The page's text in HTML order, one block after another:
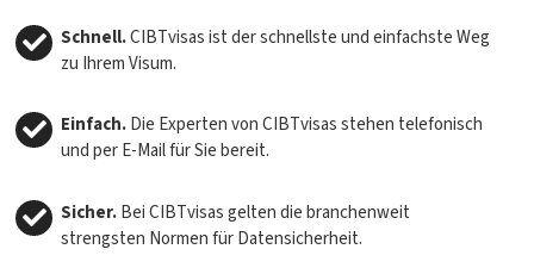
Schnell.CIBTvisas ist der schnellste und einfachste Weg
zu Ihrem Visum.
Einfach.Die Experten von CIBTvisas stehen telefonisch
und per E-Mail für Sie bereit.
Sicher.Bei CIBTvisas gelten die branchenweit
strengsten Normen für Datensicherheit.